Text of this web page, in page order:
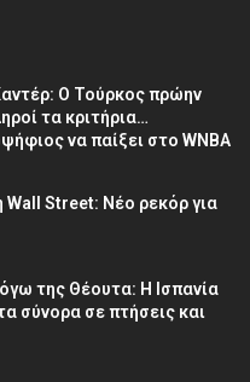
Ο Τούρκος πρώην
τα κριτήρια…
να παίξει στο WNBA
Street: Νέο ρεκόρ για
της Θέουτα: Η Ισπανία
σύνορα σε πτήσεις και